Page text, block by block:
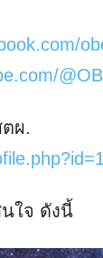
ผ.
ใจ ดังนี้